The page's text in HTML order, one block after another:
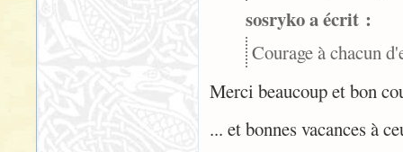
sosryko a écrit :
Courage à chacun
Merci beaucoup et bon
... et bonnes vacances à